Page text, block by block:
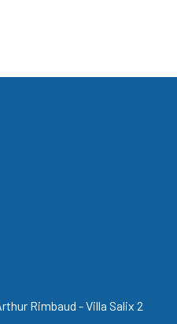
Rimbaud - Villa Salix 2